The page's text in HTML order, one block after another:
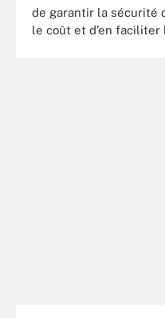
de garantir la sécurité
le coût et d’en faciliter